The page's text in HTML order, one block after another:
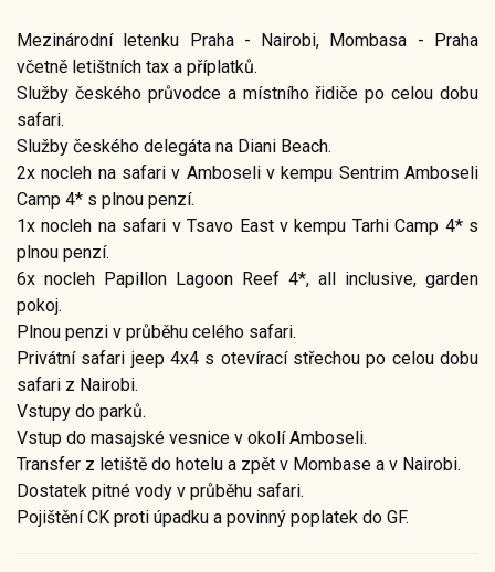
Mezinárodní letenku Praha - Nairobi, Mombasa - Praha
včetně letištních tax a příplatků.
Služby českého průvodce a místního řidiče po celou dobu
safari.
Služby českého delegáta na Diani Beach.
2x nocleh na safari v Amboseli v kempu Sentrim Amboseli
Camp 4* s plnou penzí.
1x nocleh na safari v Tsavo East v kempu Tarhi Camp 4* s
plnou penzí.
6x nocleh Papillon Lagoon Reef 4*, all inclusive, garden
pokoj.
Plnou penzi v průběhu celého safari.
Privátní safari jeep 4x4 s otevírací střechou po celou dobu
safari z Nairobi.
Vstupy do parků.
Vstup do masajské vesnice v okolí Amboseli.
Transfer z letiště do hotelu a zpět v Mombase a v Nairobi.
Dostatek pitné vody v průběhu safari.
Pojištění CK proti úpadku a povinný poplatek do GF.